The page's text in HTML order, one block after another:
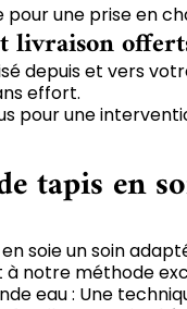
pour une prise en
livraison
depuis et vers
effort.
pour une
tapis en
soie un soin
notre méthode
eau : Une